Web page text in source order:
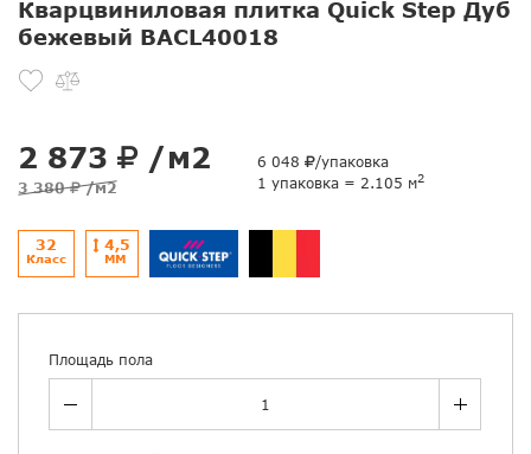
Кварцвиниловая плитка Quick Step Дуб
бежевый BACL40018
2 873 /м2
3 380 /м2
6 048
/упаковка
1 упаковка = 2.105 м2
32
Класс
4,5
ММ
Площадь пола